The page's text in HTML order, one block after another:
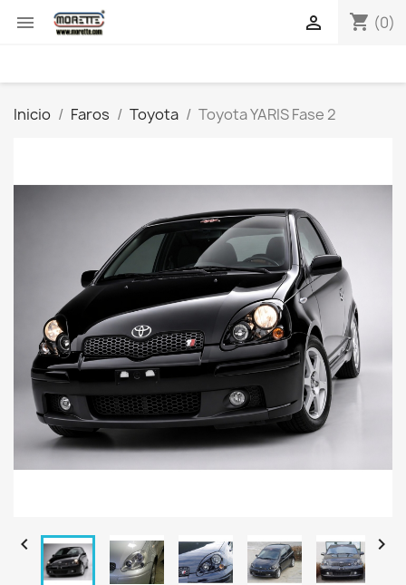
 shopping_cart (0)

Inicio Faros Toyota Toyota YARIS Fase 2
 